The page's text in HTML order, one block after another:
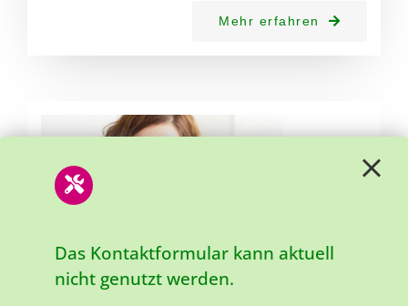
Mehr erfahren
Das Kontaktformular kann aktuell
nicht genutzt werden.